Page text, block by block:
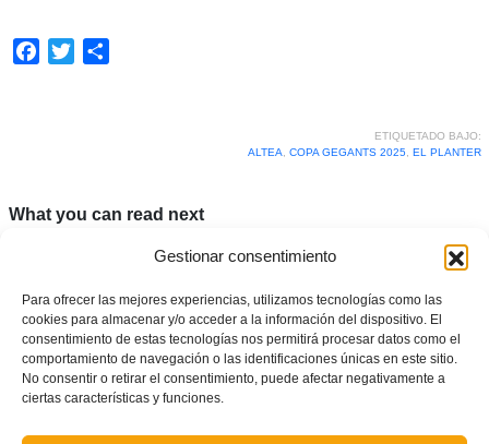
Gestionar consentimiento
Para ofrecer las mejores experiencias, utilizamos tecnologías como las
cookies para almacenar y/o acceder a la información del dispositivo. El
consentimiento de estas tecnologías nos permitirá procesar datos como el
comportamiento de navegación o las identificaciones únicas en este sitio.
No consentir o retirar el consentimiento, puede afectar negativamente a
ciertas características y funciones.
Facebook
Twitter
ETIQUETADO BAJO:
ALTEA
COPA GEGANTS 2025, EL PLANTER
What you can read next